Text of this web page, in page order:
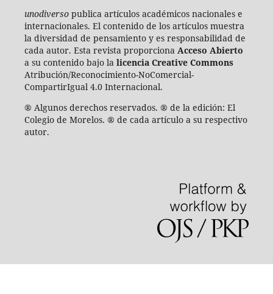
unodiversopublica artículos académicos nacionales e
internacionales. El contenido de los artículos muestra
la diversidad de pensamiento y es responsabilidad de
cada autor. Esta revista proporciona Acceso Abierto
a su contenido bajo la licencia Creative Commons
Atribución/Reconocimiento-NoComercial-
CompartirIgual 4.0 Internacional.
® Algunos derechos reservados. ® de la edición: El
Colegio de Morelos. ® de cada artículo a su respectivo
autor.